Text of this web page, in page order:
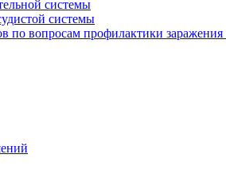
системы
системы
вопросам профилактики заражения